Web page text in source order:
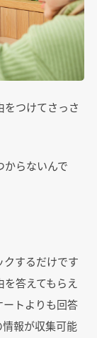
をつけてさっさ
からないんで
クするだけです
答えてもらえ
ートよりも回答
報が収集可能